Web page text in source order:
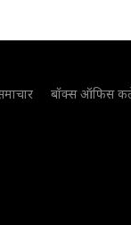
बॉक्स ऑफिस